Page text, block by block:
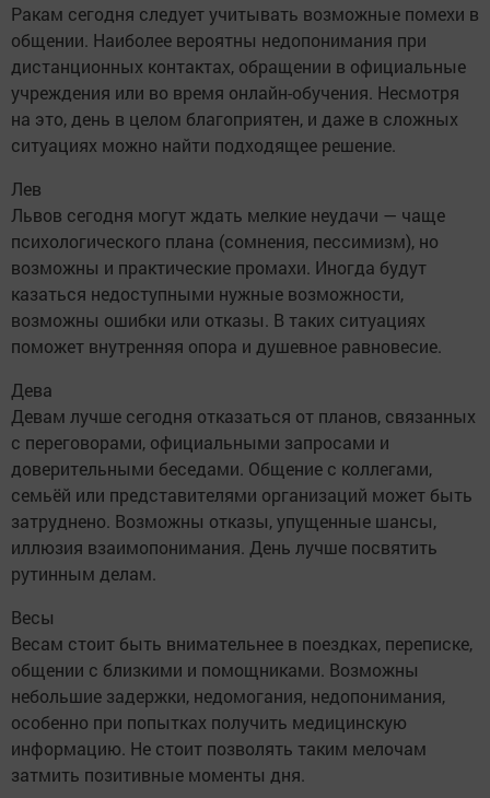
Ракам сегодня следует учитывать возможные помехи в
общении. Наиболее вероятны недопонимания при
дистанционных контактах, обращении в официальные
учреждения или во время онлайн-обучения. Несмотря
на это, день в целом благоприятен, и даже в сложных
ситуациях можно найти подходящее решение.
Лев
Львов сегодня могут ждать мелкие неудачи — чаще
психологического плана (сомнения, пессимизм), но
возможны и практические промахи. Иногда будут
казаться недоступными нужные возможности,
возможны ошибки или отказы. В таких ситуациях
поможет внутренняя опора и душевное равновесие.
Дева
Девам лучше сегодня отказаться от планов, связанных
с переговорами, официальными запросами и
доверительными беседами. Общение с коллегами,
семьёй или представителями организаций может быть
затруднено. Возможны отказы, упущенные шансы,
иллюзия взаимопонимания. День лучше посвятить
рутинным делам.
Весы
Весам стоит быть внимательнее в поездках, переписке,
общении с близкими и помощниками. Возможны
небольшие задержки, недомогания, недопонимания,
особенно при попытках получить медицинскую
информацию. Не стоит позволять таким мелочам
затмить позитивные моменты дня.